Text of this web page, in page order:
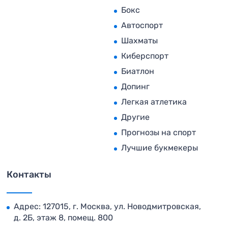
Бокс
Автоспорт
Шахматы
Киберспорт
Биатлон
Допинг
Легкая атлетика
Другие
Прогнозы на спорт
Лучшие букмекеры
Контакты
Адрес: 127015, г. Москва, ул. Новодмитровская,
д. 2Б, этаж 8, помещ. 800